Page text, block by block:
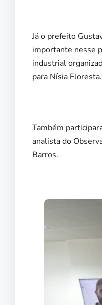
Já o prefeito
importante nesse
industrial
para Nísia
Também
analista do
Barros.